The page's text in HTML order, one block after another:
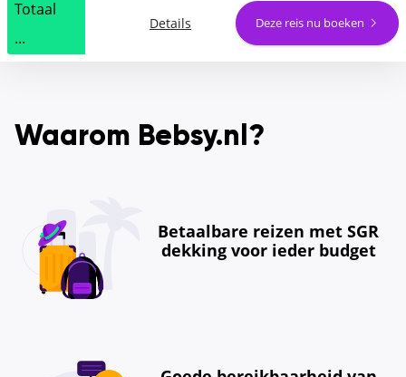
Totaal
...
Details Deze reis nu boeken
Waarom Bebsy.nl?
Betaalbare reizen met SGR
dekking voor ieder budget